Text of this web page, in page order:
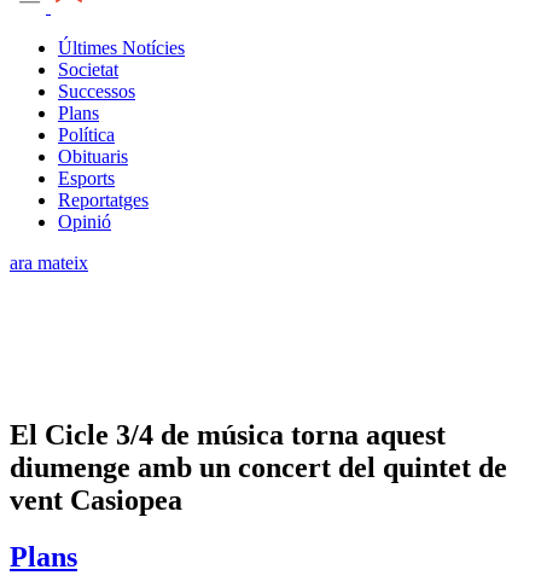
Últimes Notícies
Societat
Successos
Plans
Política
Obituaris
Esports
Reportatges
Opinió
ara mateix
El Cicle 3/4 de música torna aquest
diumenge amb un concert del quintet de
vent Casiopea
Plans